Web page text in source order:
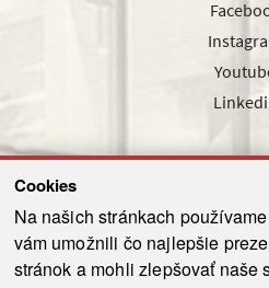
Cookies
Na našich stránkach
vám umožnili čo najlepšie
stránok a mohli zlepšovať naše